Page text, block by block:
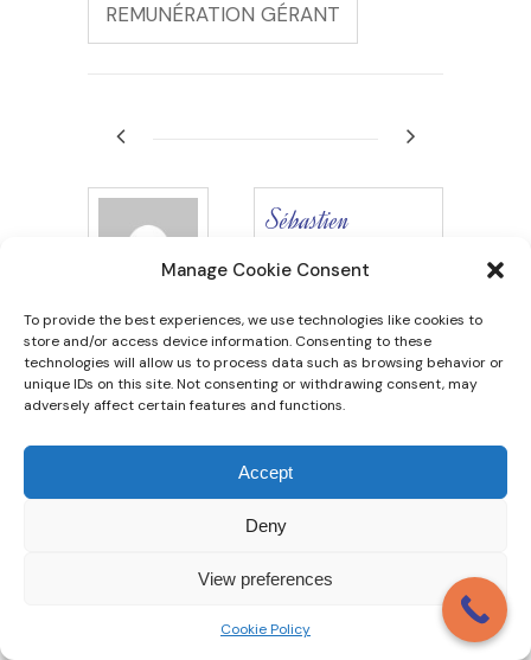
Manage Cookie Consent
To provide the best experiences, we use technologies like cookies to
store and/or access device information. Consenting to these
technologies will allow us to process data such as browsing behavior or
unique IDs on this site. Not consenting or withdrawing consent, may
adversely affect certain features and functions.
Accept
Deny
View preferences
Cookie Policy
REMUNÉRATION GÉRANT
Sébastien
SALLES
THELYS
AVOCATS,
j’interviens en
contentieux de
droit des affaires,
défense